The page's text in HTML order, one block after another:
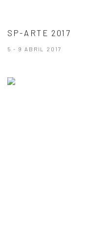
SP-ARTE 2017
5 - 9 ABRIL 2017